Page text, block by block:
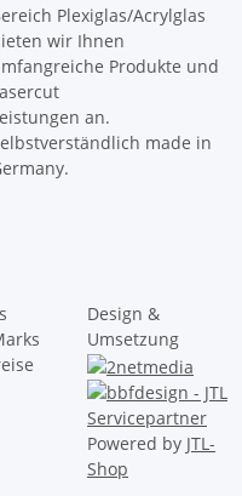
Plexiglas/Acrylglas
wir Ihnen
Produkte und
an.
made in
Design &
Umsetzung
Powered by JTL-
Shop